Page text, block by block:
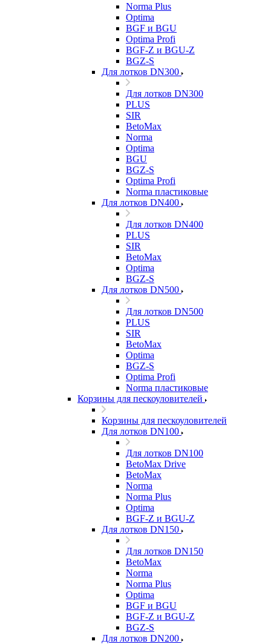
Norma Plus
Optima
BGF и BGU
Optima Profi
BGF-Z и BGU-Z
BGZ-S
Для лотков DN300
Для лотков DN300
PLUS
SIR
BetoMax
Norma
Optima
BGU
BGZ-S
Optima Profi
Norma пластиковые
Для лотков DN400
Для лотков DN400
PLUS
SIR
BetoMax
Optima
BGZ-S
Для лотков DN500
Для лотков DN500
PLUS
SIR
BetoMax
Optima
BGZ-S
Optima Profi
Norma пластиковые
Корзины для пескоуловителей
Корзины для пескоуловителей
Для лотков DN100
Для лотков DN100
BetoMax Drive
BetoMax
Norma
Norma Plus
Optima
BGF-Z и BGU-Z
Для лотков DN150
Для лотков DN150
BetoMax
Norma
Norma Plus
Optima
BGF и BGU
BGF-Z и BGU-Z
BGZ-S
Для лотков DN200